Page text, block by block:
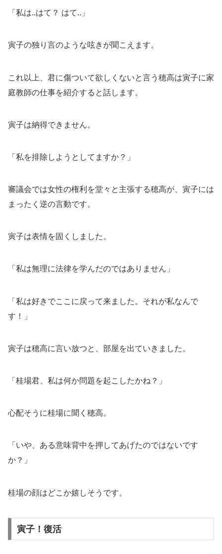
「私は..はて？ はて..」
寅子の独り言のような呟きが聞こえます。
これ以上、君に傷ついて欲しくないと言う穂高は寅子に家
庭教師の仕事を紹介すると話します。
寅子は納得できません。
「私を排除しようとしてますか？」
審議会では女性の権利を堂々と主張する穂高が、寅子には
まったく逆の言動です。
寅子は表情を固くしました。
「私は無理に法律を学んだのではありません」
「私は好きでここに戻って来ました。それが私なんで
す！」
寅子は穂高に言い放つと、部屋を出ていきました。
「桂場君、私は何か問題を起こしたかね？」
心配そうに桂場に聞く穂高。
「いや、ある意味背中を押してあげたのではないです
か？」
桂場の顔はどこか嬉しそうです。
寅子！復活